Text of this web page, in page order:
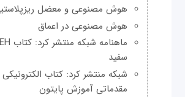
هوش مصنوعی و معضل
هوش مصنوعی در اعماق
سفید
شبکه منتشر کرد: کتاب الکترونیکی
مقدماتی آموزش پایتون